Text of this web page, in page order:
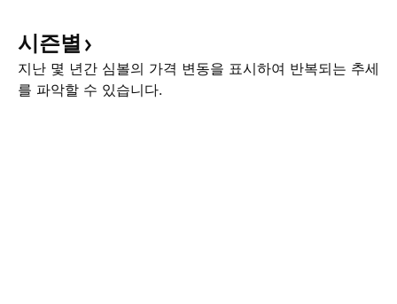
시즌별
지난 몇 년간 심볼의 가격 변동을 표시하여 반복되는 추세
를 파악할 수 있습니다.